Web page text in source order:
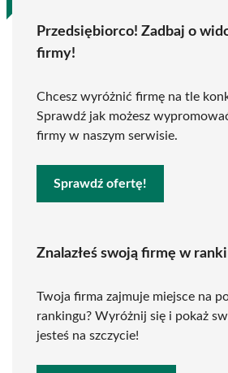
Przedsiębiorco! Zadbaj o
firmy!
Chcesz wyróżnić firmę na tle
Sprawdź jak możesz
firmy w naszym serwisie.
Sprawdź ofertę!
Znalazłeś swoją firmę w
Twoja firma zajmuje miejsce na
rankingu? Wyróżnij się i pokaż
jesteś na szczycie!